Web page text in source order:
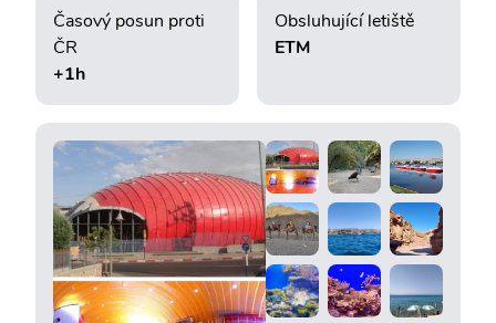
Časový posun proti
ČR
+1h
Obsluhující letiště
ETM